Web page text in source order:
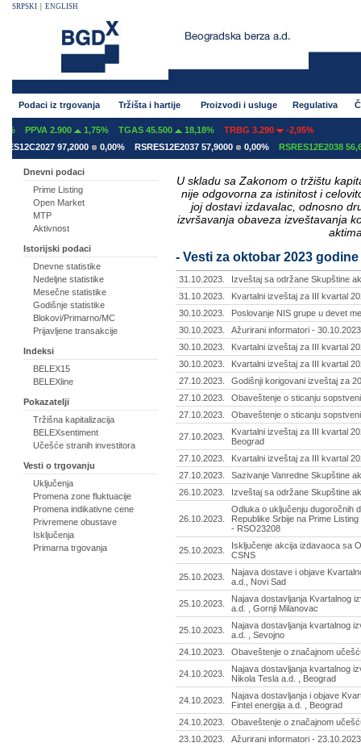
SRPSKI ENGLISH
Podaci iz trgovanja Tržišta i hartije Proizvodi i usluge Regulativa
PPVA 2.900 1,75% TGAS 45.500 18,18% TRBG 3.290
-2,95%
97,2000
0,00% RSRES12E2037 57,9000 0,00% RSRES12E2038 56,6100
Dnevni podaci
Prime Listing
Open Market
MTP
Aktivnost
Istorijski podaci
Dnevne statistike
Nedeljne statistike
Mesečne statistike
Godišnje statistike
Blokovi/Primarno/MC
Prijavljene transakcije
Indeksi
BELEX15
BELEXline
Pokazatelji
Tržišna kapitalizacija
BELEXsentiment
Učešće stranih investitora
Vesti o trgovanju
Uključenja
Promena zone fluktuacije
Promena indikativne cene
Privremene obustave
Isključenja
Primarna trgovanja
U skladu sa Zakonom o tržištu
nije odgovorna za istinitost i
joj dostavi izdavalac, odnosno
izvršavanja obaveza izveštavanja
- Vesti za oktobar 2023 godine
31.10.2023.
Izveštaj sa održane Skupštine
31.10.2023.
Kvartalni izveštaj za III kvartal
30.10.2023.
Poslovanje NIS grupe u devet
30.10.2023.
Ažurirani informatori - 30.10.2023
30.10.2023.
Kvartalni izveštaj za III kvartal
30.10.2023.
Kvartalni izveštaj za III kvartal
27.10.2023.
Godišnji korigovani izveštaj za
27.10.2023.
Obaveštenje o sticanju
27.10.2023.
Obaveštenje o sticanju
27.10.2023.
Kvartalni izveštaj za III kvartal
Beograd
27.10.2023.
Kvartalni izveštaj za III kvartal
27.10.2023.
Sazivanje Vanredne Skupštine
26.10.2023.
Izveštaj sa održane Skupštine
26.10.2023.
Odluka o uključenju dugoročnih
Republike Srbije na Prime
- RSO23208
25.10.2023.
Isključenje akcija izdavaoca sa
CSNS
25.10.2023.
Najava dostave i objave
a.d., Novi Sad
25.10.2023.
Najava dostavljanja Kvartalnog
a.d. , Gornji Milanovac
25.10.2023.
Najava dostavljanja kvartalnog
a.d. , Sevojno
24.10.2023.
Obaveštenje o značajnom
24.10.2023.
Najava dostavljanja kvartalnog
Nikola Tesla a.d. , Beograd
24.10.2023.
Najava dostavljanja i objave
Fintel energija a.d. , Beograd
24.10.2023.
Obaveštenje o značajnom
23.10.2023.
Ažurirani informatori - 23.10.2023